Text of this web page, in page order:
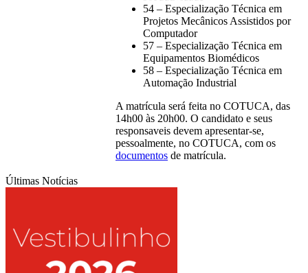
54 – Especialização Técnica em
Projetos Mecânicos Assistidos por
Computador
57 – Especialização Técnica em
Equipamentos Biomédicos
58 – Especialização Técnica em
Automação Industrial
A matrícula será feita no COTUCA, das
14h00 às 20h00. O candidato e seus
responsaveis devem apresentar-se,
pessoalmente, no COTUCA, com os
documentos de matrícula.
Últimas Notícias